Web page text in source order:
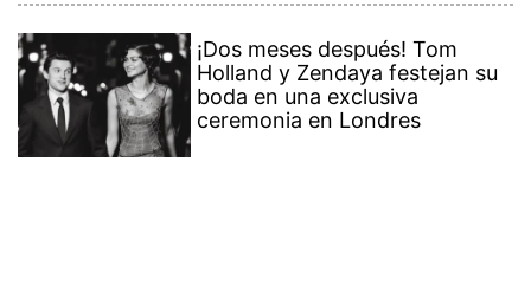
¡Dos meses después! Tom
Holland y Zendaya festejan su
boda en una exclusiva
ceremonia en Londres